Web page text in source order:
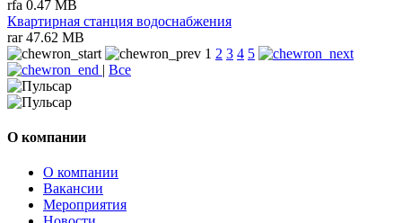
rfa 0.47 MB
Квартирная станция водоснабжения
rar47.62 MB
1 2 3 4 5
| Все
О компании
О компании
Вакансии
Мероприятия